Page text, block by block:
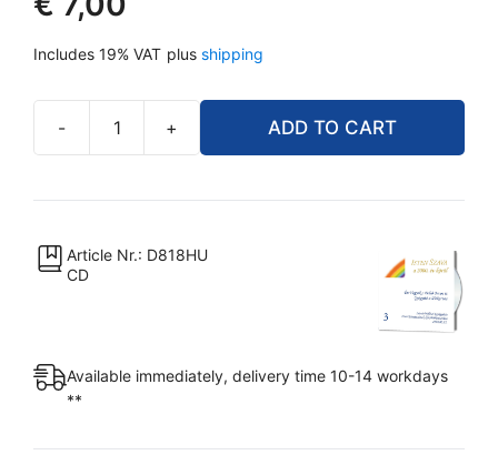
Includes 19% VAT plus shipping
-
Gyógyítás
rész
+ ADD TO CART
Article Nr.: D818HU
CD
Available immediately, delivery time 10-14 workdays
**